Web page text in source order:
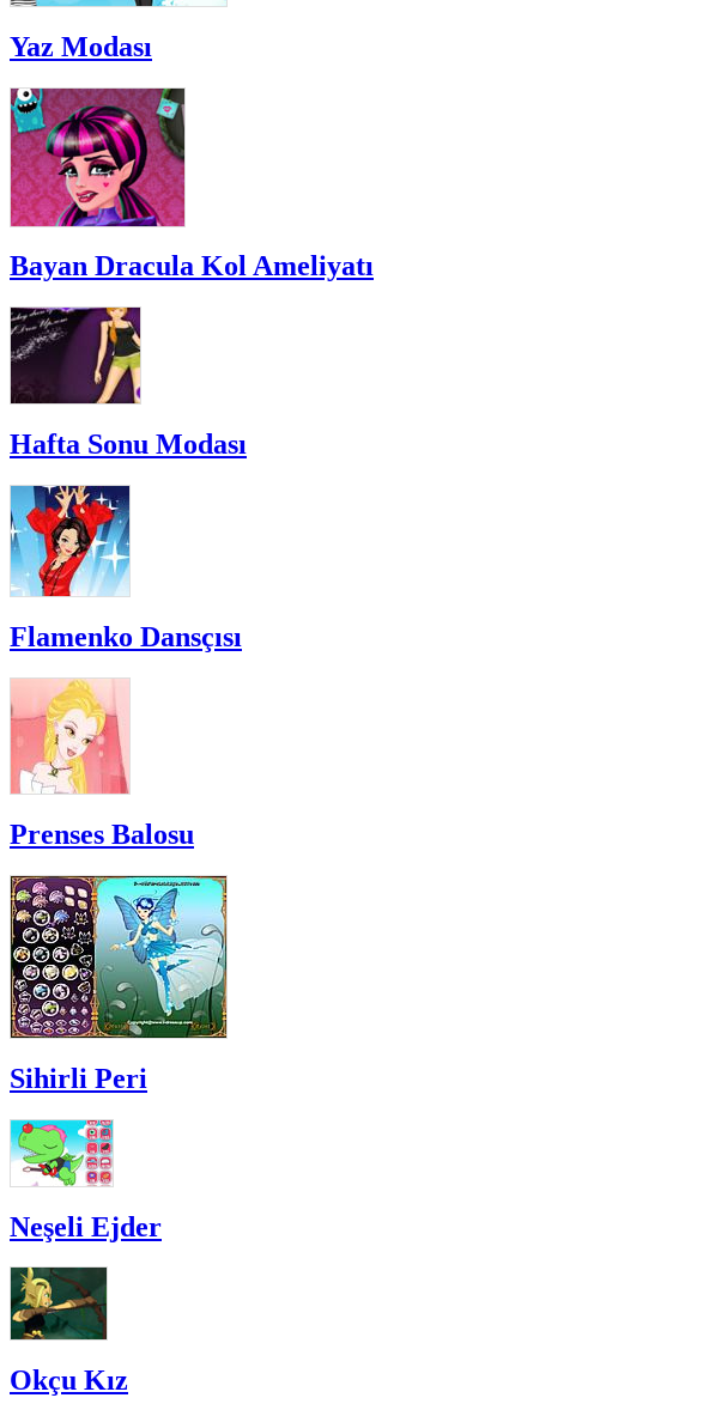
Yaz Modası
Bayan Dracula Kol Ameliyatı
Hafta Sonu Modası
Flamenko Dansçısı
Prenses Balosu
Sihirli Peri
Neşeli Ejder
Okçu Kız